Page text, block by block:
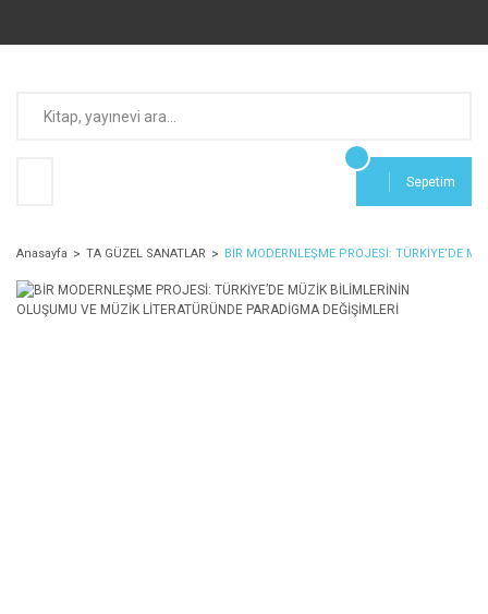
Sepetim
Anasayfa TA GÜZEL SANATLAR BİR MODERNLEŞME PROJESİ: TÜRKİYE’DE